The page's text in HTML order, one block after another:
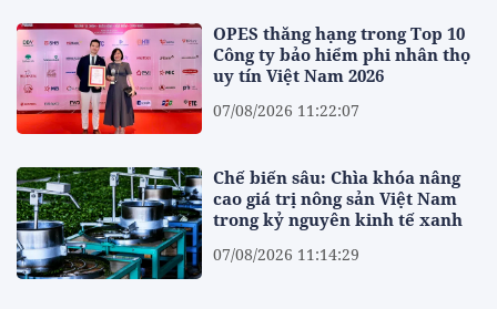
OPES thăng hạng trong Top 10
Công ty bảo hiểm phi nhân thọ
uy tín Việt Nam 2026
07/08/2026 11:22:07
Chế biến sâu: Chìa khóa nâng
cao giá trị nông sản Việt Nam
trong kỷ nguyên kinh tế xanh
07/08/2026 11:14:29